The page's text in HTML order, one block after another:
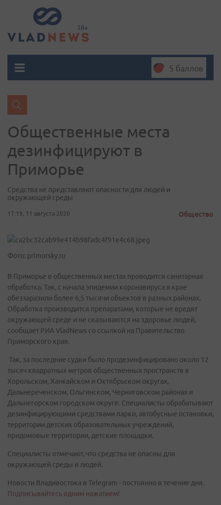
5 баллов
Общественные места
дезинфицируют в
Приморье
Средства не представляют опасности для людей и
окружающей среды
17:19, 11 августа 2020 Общество
Фото: primorsky.ru
В Приморье в общественных местах проводится санитарная
обработка. Так, с начала эпидемии коронавируса в крае
обеззаразили более 6,5 тысячи объектов в разных районах.
Обработка производится препаратами, которые не вредят
окружающей среде и не сказываются на здоровье людей,
сообщает РИА VladNews со ссылкой на Правительство
Приморского края.
Так, за последние судки было продезинфицировано около 12
тысяч квадратных метров общественных пространств в
Хорольском, Ханкайском и Октябрьском округах,
Дальнереченском, Ольгинском, Черниговском районах и
Дальнегорском городском округе. Специалисты обрабатывают
дезинфицирующими средствами парки, автобусные остановки,
территории детских образовательных учреждений,
придомовые территории, детские площадки.
Специалисты отмечают, что средства не опасны для
окружающей среды и людей.
Новости Владивостока в Telegram - постоянно в течение дня.
Подписывайтесь одним нажатием!